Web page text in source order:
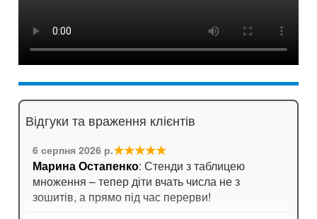
Відгуки та враження клієнтів
6 серпня 2026 р.★★★★★
Марина Остапенко: Стенди з таблицею
множення – тепер діти вчать числа не з
зошитів, а прямо під час перерви!